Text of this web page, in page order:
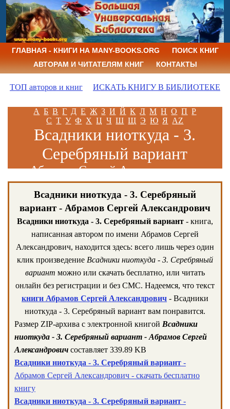
ГЛАВНАЯ - КНИГИ НА MANY-BOOKS.ORG
ПОИСК КНИГ
АВТОРАМ И ЧИТАТЕЛЯМ КНИГ
КОНТАКТЫ
ТОП авторов и книг ИСКАТЬ КНИГУ В БИБЛИОТЕКЕ
А Б В Г Д Е Ж З И Й К Л М Н О П Р
С Т У Ф Х Ц Ч Ш Щ Э Ю Я AZ
Всадники ниоткуда - 3.
Серебряный вариант
Абрамов Сергей Александрович
Всадники ниоткуда - 3. Серебряный
вариант - Абрамов Сергей Александрович
Всадники ниоткуда - 3. Серебряный вариант - книга,
написанная автором по имени Абрамов Сергей
Александрович, находится здесь: всего лишь через один
клик произведение Всадники ниоткуда - 3. Серебряный
вариант можно или скачать бесплатно, или читать
онлайн без регистрации и без СМС. Надеемся, что текст
книги Абрамов Сергей Александрович - Всадники
ниоткуда - 3. Серебряный вариант вам понравится.
Размер ZIP-архива c электронной книгой Всадники
ниоткуда - 3. Серебряный вариант - Абрамов Сергей
Александрович составляет 339.89 KB
Всадники ниоткуда - 3. Серебряный вариант -
Абрамов Сергей Александрович - скачать бесплатно
книгу
Всадники ниоткуда - 3. Серебряный вариант -